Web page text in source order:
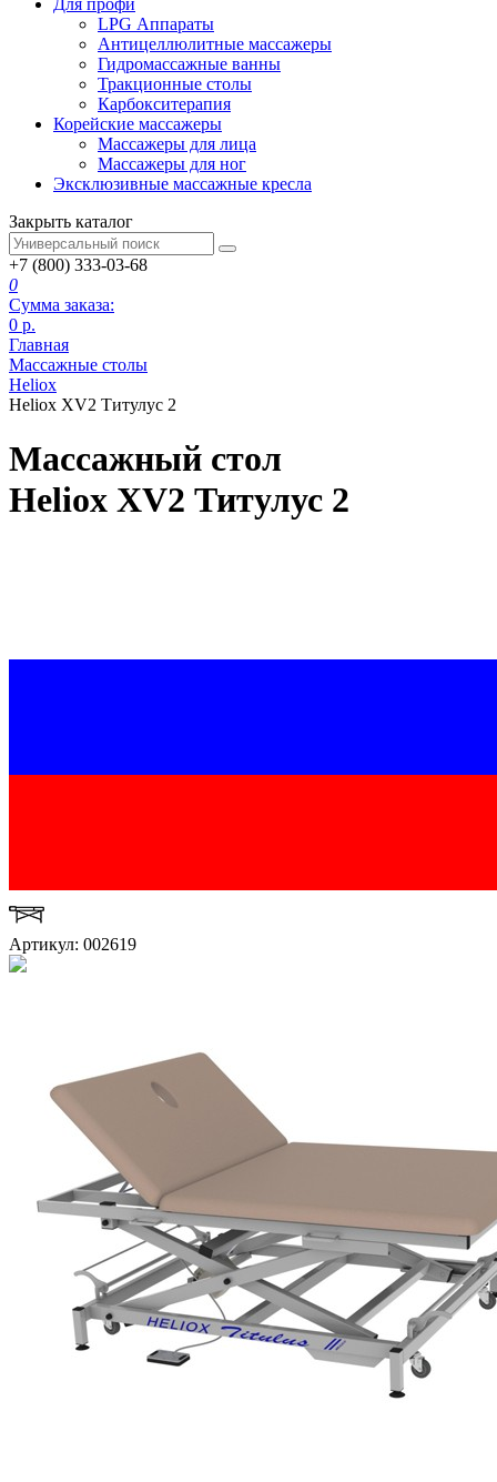
LPG Аппараты
Антицеллюлитные массажеры
Гидромассажные ванны
Тракционные столы
Карбокситерапия
Корейские массажеры
Массажеры для лица
Массажеры для ног
Эксклюзивные массажные кресла
Закрыть каталог
+7 (800) 333-03-68
0
Сумма заказа:
0 р.
Главная
Массажные столы
Heliox
Heliox XV2 Титулус 2
Массажный стол
Heliox XV2 Титулус 2
Артикул: 002619